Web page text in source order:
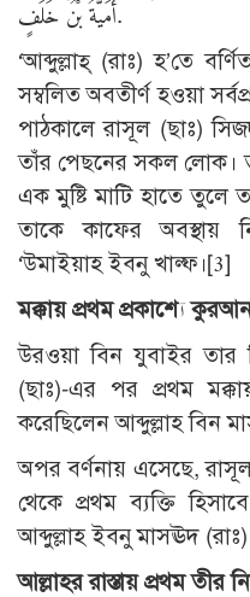
أُمَيَّةُ بْنُ خَلَفٍ.
‘আব্দুল্লাহ্ (রাঃ) হ’তে
সম্বলিত অবতীর্ণ হওয়া
পাঠকালে রাসূল (ছাঃ)
তাঁর পেছনের সকল লোক।
এক মুষ্টি মাটি হাতে
তাকে কাফের অবস্থায়
‘উমাইয়াহ ইবনু খাল্ফ।[3]
মক্কায় প্রথম প্রকাশ্যে
উরওয়া বিন যুবাইর তার
(ছাঃ)-এর পর প্রথম
করেছিলেন আব্দুল্লাহ বিন
অপর বর্ণনায় এসেছে,
থেকে প্রথম ব্যক্তি
আব্দুল্লাহ ইবনু মাসঊদ
আল্লাহর রাস্তায় প্রথম তীর